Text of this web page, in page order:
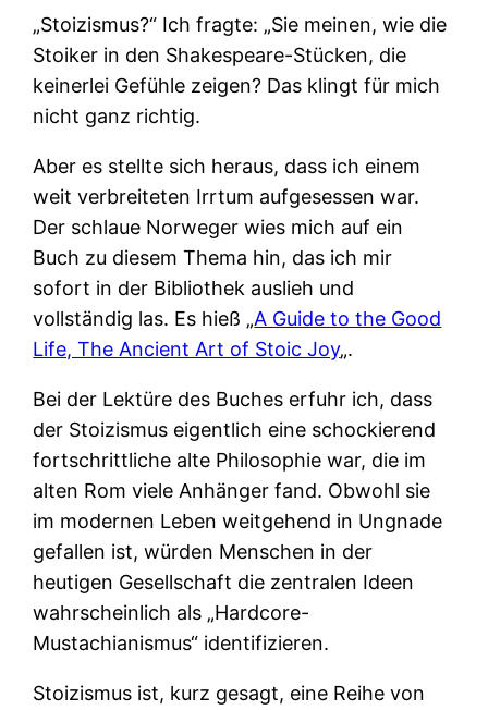
„Stoizismus?“ Ich fragte: „Sie meinen, wie die
Stoiker in den Shakespeare-Stücken, die
keinerlei Gefühle zeigen? Das klingt für mich
nicht ganz richtig.
Aber es stellte sich heraus, dass ich einem
weit verbreiteten Irrtum aufgesessen war.
Der schlaue Norweger wies mich auf ein
Buch zu diesem Thema hin, das ich mir
sofort in der Bibliothek auslieh und
vollständig las. Es hieß „A Guide to the Good
Life, The Ancient Art of Stoic Joy„.
Bei der Lektüre des Buches erfuhr ich, dass
der Stoizismus eigentlich eine schockierend
fortschrittliche alte Philosophie war, die im
alten Rom viele Anhänger fand. Obwohl sie
im modernen Leben weitgehend in Ungnade
gefallen ist, würden Menschen in der
heutigen Gesellschaft die zentralen Ideen
wahrscheinlich als „Hardcore-
Mustachianismus“ identifizieren.
Stoizismus ist, kurz gesagt, eine Reihe von